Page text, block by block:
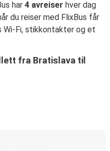
har 4 avreiser hver dag
du reiser med FlixBus får
Wi-Fi, stikkontakter og et
fra Bratislava til
appen FlixBus